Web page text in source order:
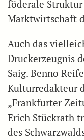
föderale
Marktwirtschaft
Auch das
Druckerzeugnis
Saig. Benno
Kulturredakteur
„Frankfurter
Erich Stückrath
des